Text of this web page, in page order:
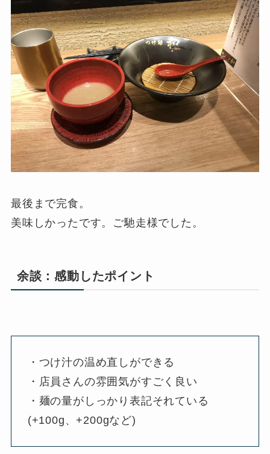
最後まで完食。
美味しかったです。ご馳走様でした。
余談：感動したポイント
・つけ汁の温め直しができる
・店員さんの雰囲気がすごく良い
・麺の量がしっかり表記それている
(+100g、+200gなど)